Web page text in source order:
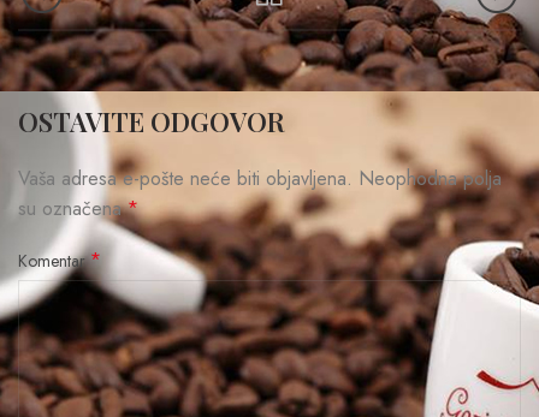
OSTAVITE ODGOVOR
Vaša adresa e-pošte neće biti objavljena. Neophodna polja
su označena*
Komentar*